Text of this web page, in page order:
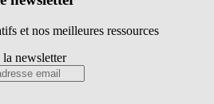
et nos meilleures ressources
newsletter